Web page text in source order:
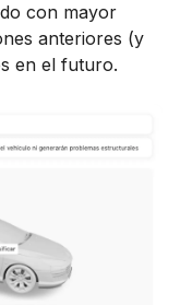
con mayor
anteriores (y
en el futuro.